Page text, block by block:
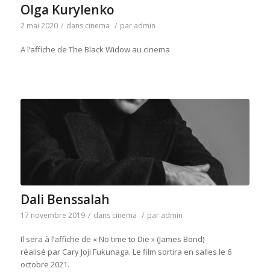
Olga Kurylenko
2 mai 2020 / dans cinema / par admin
A l’affiche de The Black Widow au cinema
Dali Benssalah
17 novembre 2019 / dans cinema / par admin
Il sera à l’affiche de « No time to Die » (James Bond)
réalisé par Cary Joji Fukunaga. Le film sortira en salles le 6
octobre 2021.